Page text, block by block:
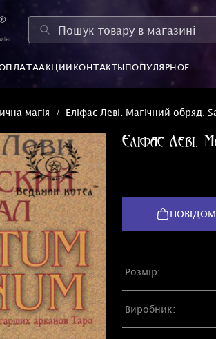
АКЦИИКОНТАКТЫПОПУЛЯРНОЕ
магія Еліфас Леві. Магічний обряд.
Еліфас Леві.
Розмір:
Виробник: